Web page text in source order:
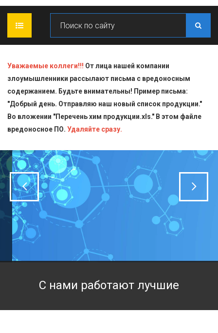
О КОМПАНИИ
ПРОДУКЦИЯ
Блескообразующие добавки
Индикаторы
Кислоты
Пищевая химия для производств
Стандарт-титры
Техническая химия
СТАТЬИ
ДОСТАВКА
СЕРТИФИКАТЫ
КОНТАКТЫ
Уважаемые коллеги!!! От лица нашей компании
злоумышленники рассылают письма с вредоносным
содержанием. Будьте внимательны! Пример письма:
"Добрый день. Отправляю наш новый список продукции."
Во вложении "Перечень хим продукции.xls." В этом файле
вредоносное ПО. Удаляйте сразу.
С нами работают лучшие